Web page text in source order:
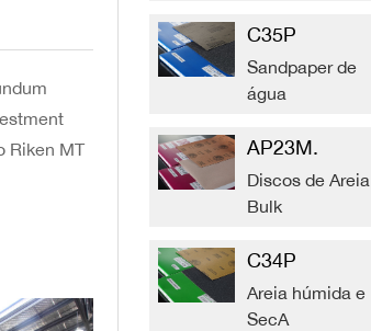
Riken MT
C35P
Sandpaper de
água
AP23M.
Discos de Areia
Bulk
C34P
Areia húmida e
SecA